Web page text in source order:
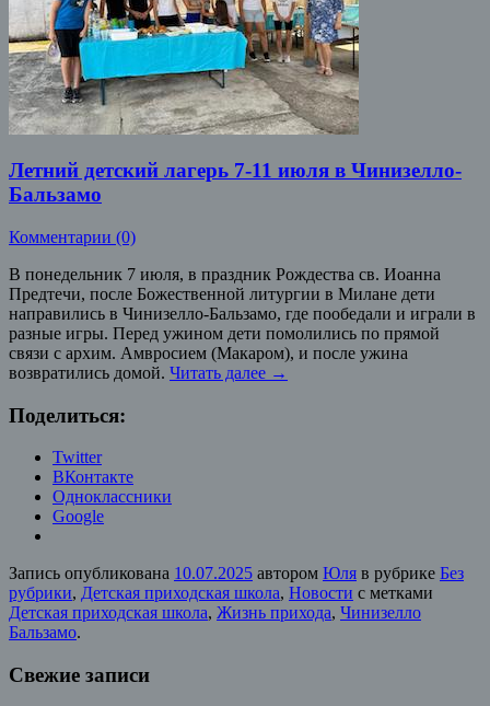
Летний детский лагерь 7-11 июля в Чинизелло-
Бальзамо
Комментарии (0)
В понедельник 7 июля, в праздник Рождества св. Иоанна
Предтечи, после Божественной литургии в Милане дети
направились в Чинизелло-Бальзамо, где пообедали и играли в
разные игры. Перед ужином дети помолились по прямой
связи с архим. Амвросием (Макаром), и после ужина
возвратились домой. Читать далее →
Поделиться:
Twitter
ВКонтакте
Одноклассники
Google
Запись опубликована 10.07.2025 автором Юля в рубрике Без
рубрики, Детская приходская школа, Новости с метками
Детская приходская школа, Жизнь прихода, Чинизелло
Бальзамо.
Свежие записи